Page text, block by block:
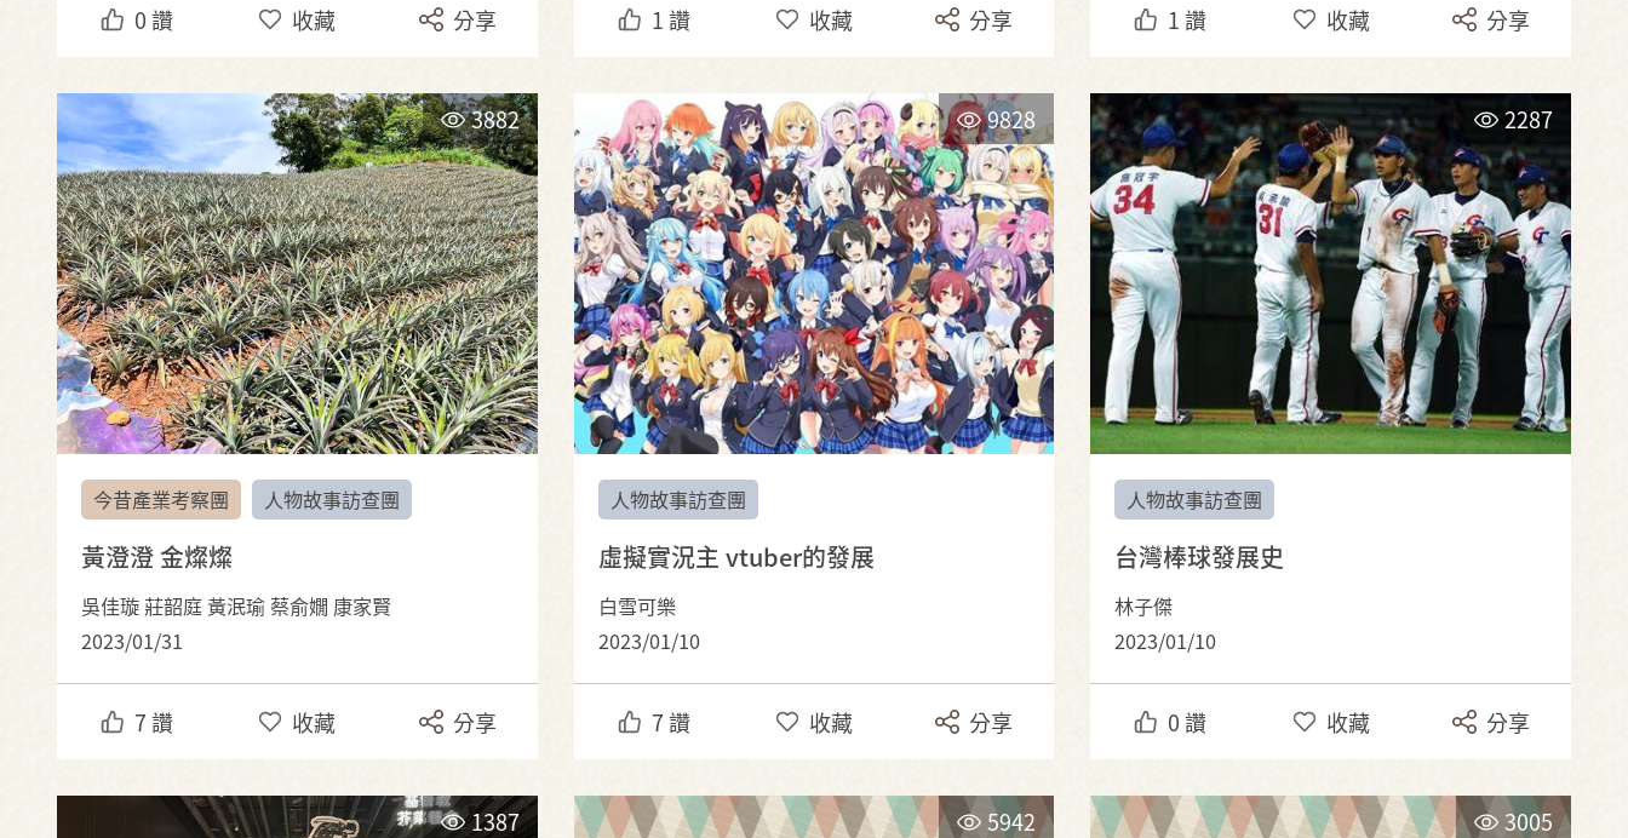
0讚 收藏 分享 1讚 收藏 分享 1讚 收藏 分享
3882
今昔產業考察團 人物故事訪查團
黃澄澄 金燦燦
吳佳璇 莊韶庭 黃泯瑜 蔡俞嫺 康家賢
2023/01/31
7讚 收藏 分享
9828
人物故事訪查團
虛擬實況主 vtuber的發展
白雪可樂
2023/01/10
7讚 收藏 分享
2287
人物故事訪查團
台灣棒球發展史
林子傑
2023/01/10
0讚 收藏 分享
1387 5942 3005